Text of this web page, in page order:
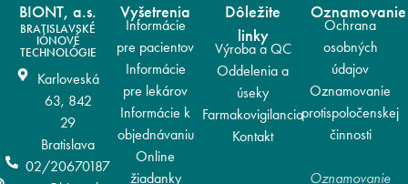
BIONT, a.s.
BRATISLAVSKÉ
IÓNOVÉ
TECHNOLÓGIE
Karloveská
63, 842
29
Bratislava
02/20670187
Vyšetrenia
Informácie
pre pacientov
Informácie
pre lekárov
Informácie k
objednávaniu
Online
žiadanky
Dôležite
linky
Výroba a QC
Oddelenia a
úseky
Farmakovigilancia
Kontakt
Oznamovanie
Ochrana
osobných
údajov
Oznamovanie
protispoločenskej
činnosti
Oznamovanie